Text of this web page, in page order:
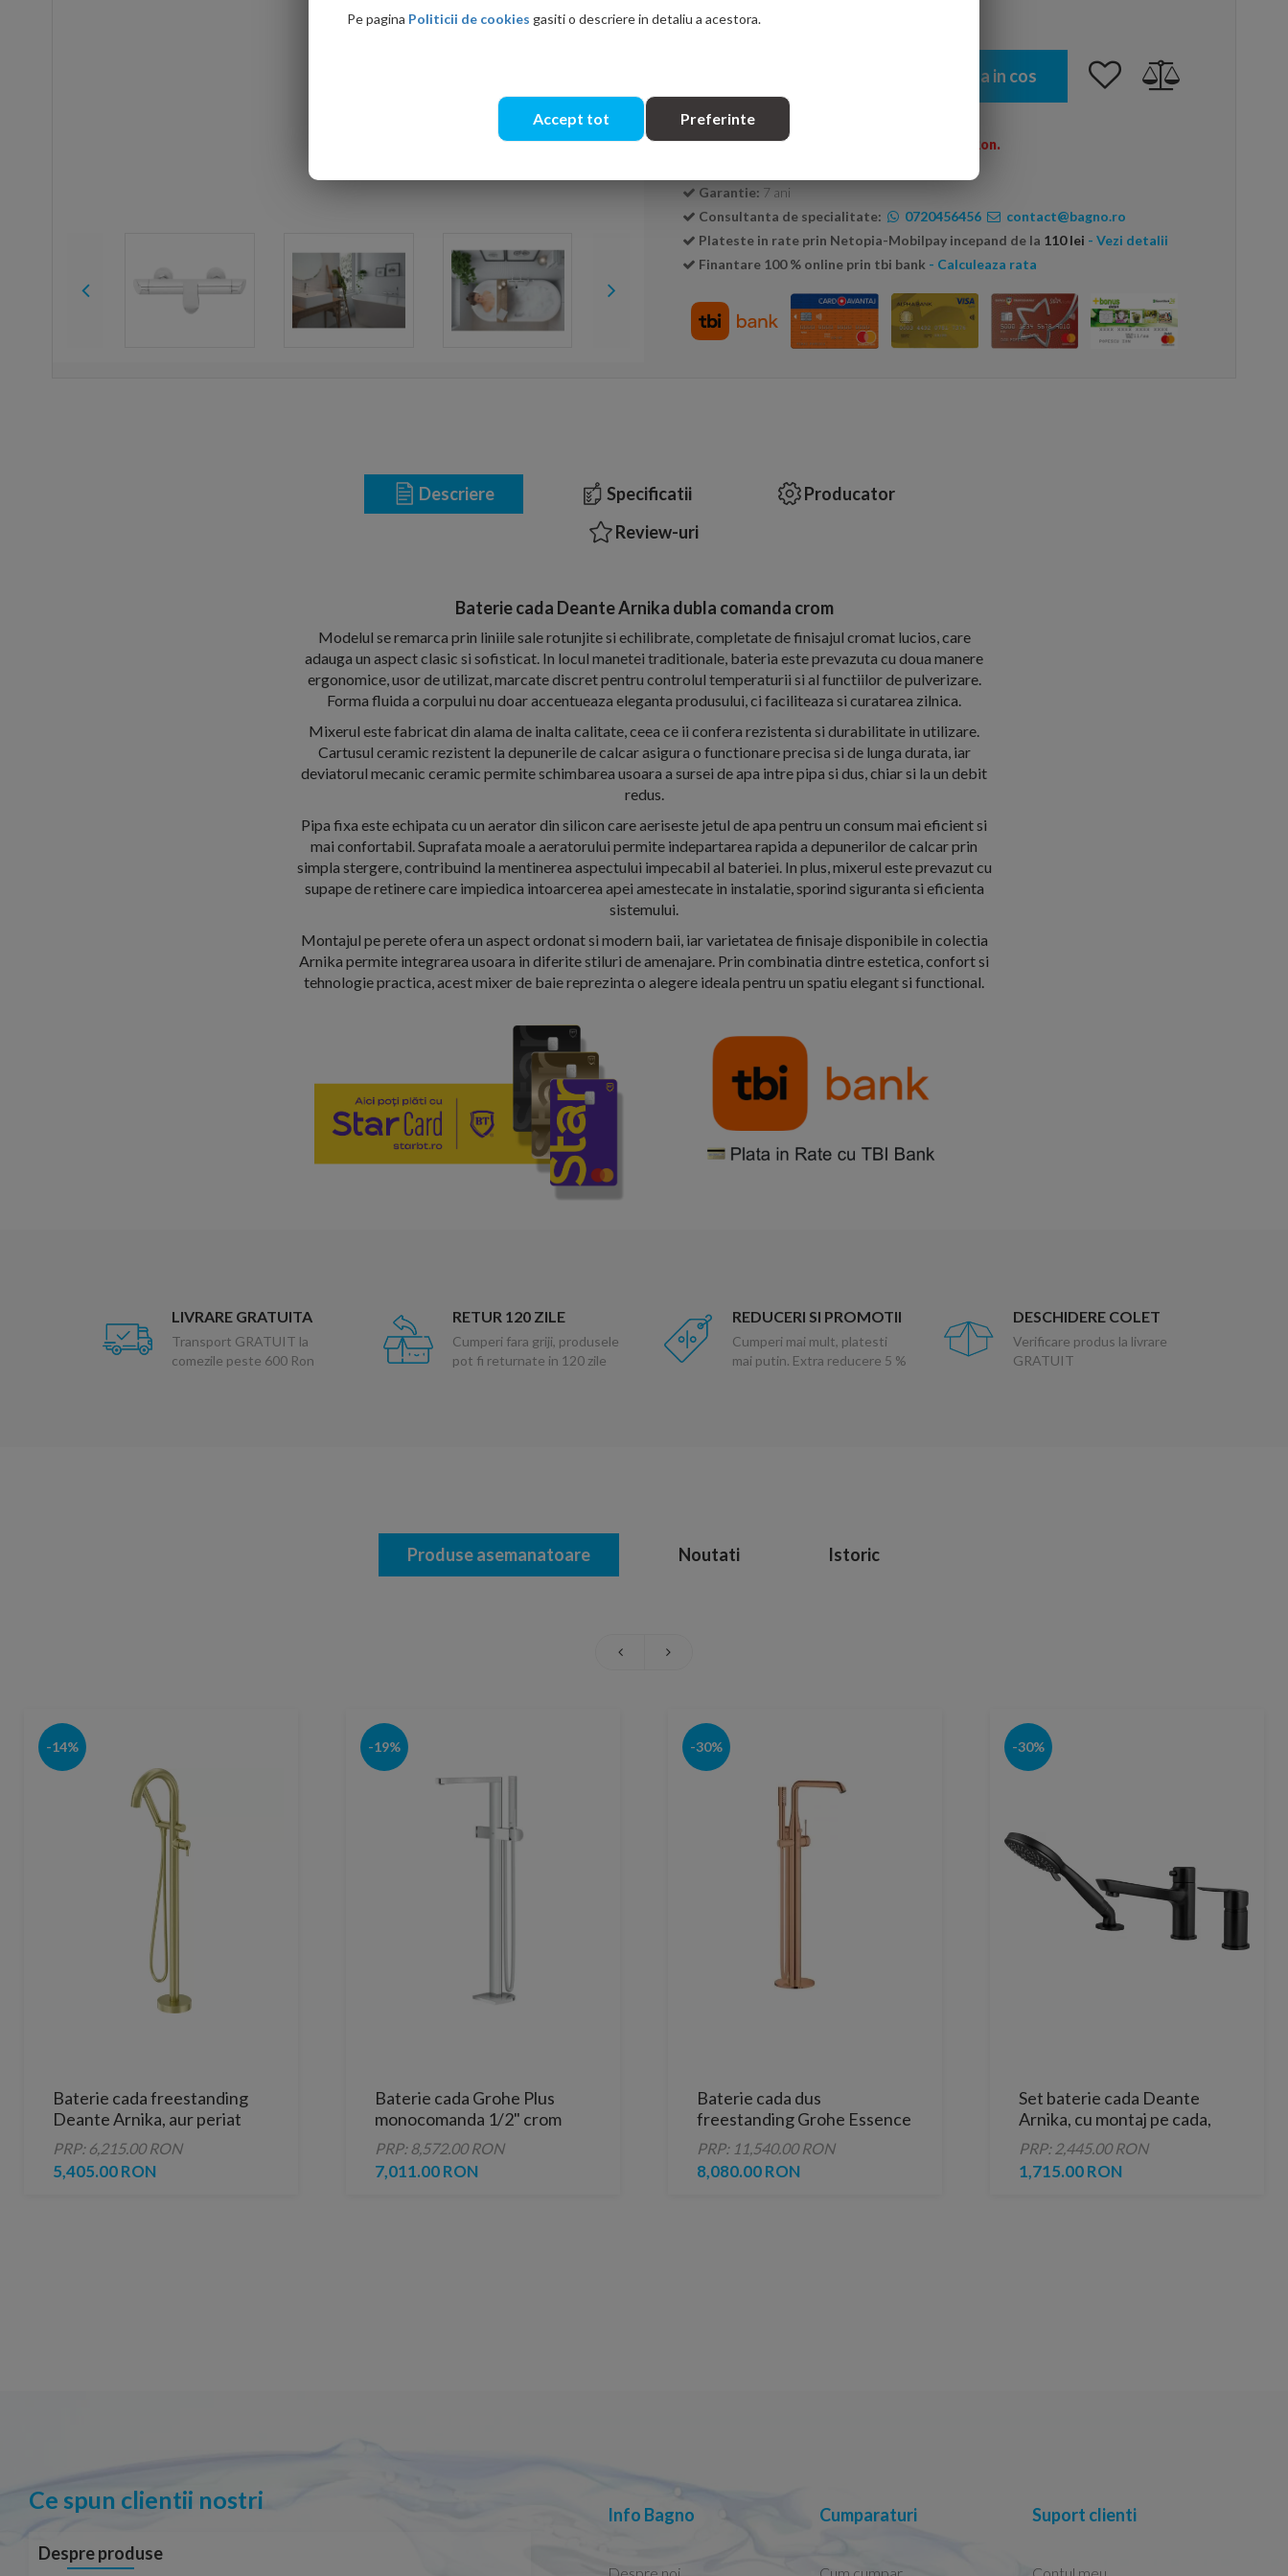
Adauga in cos
Transport GRATUIT la comenzi peste 600 Ron.
Garantie: 7 ani
Consultanta de specialitate:
0720456456
contact@bagno.ro
Plateste in rate prin Netopia-Mobilpay incepand de la 110 lei - Vezi detalii
Finantare 100 % online prin tbi bank - Calculeaza rata
Descriere Specificatii
Producator
Review-uri
Baterie cada Deante Arnika dubla comanda crom
Modelul se remarca prin liniile sale rotunjite si echilibrate, completate de finisajul cromat lucios, care
adauga un aspect clasic si sofisticat. In locul manetei traditionale, bateria este prevazuta cu doua manere
ergonomice, usor de utilizat, marcate discret pentru controlul temperaturii si al functiilor de pulverizare.
Forma fluida a corpului nu doar accentueaza eleganta produsului, ci faciliteaza si curatarea zilnica.
Mixerul este fabricat din alama de inalta calitate, ceea ce ii confera rezistenta si durabilitate in utilizare.
Cartusul ceramic rezistent la depunerile de calcar asigura o functionare precisa si de lunga durata, iar
deviatorul mecanic ceramic permite schimbarea usoara a sursei de apa intre pipa si dus, chiar si la un debit
redus.
Pipa fixa este echipata cu un aerator din silicon care aeriseste jetul de apa pentru un consum mai eficient si
mai confortabil. Suprafata moale a aeratorului permite indepartarea rapida a depunerilor de calcar prin
simpla stergere, contribuind la mentinerea aspectului impecabil al bateriei. In plus, mixerul este prevazut cu
supape de retinere care impiedica intoarcerea apei amestecate in instalatie, sporind siguranta si eficienta
sistemului.
Montajul pe perete ofera un aspect ordonat si modern baii, iar varietatea de finisaje disponibile in colectia
Arnika permite integrarea usoara in diferite stiluri de amenajare. Prin combinatia dintre estetica, confort si
tehnologie practica, acest mixer de baie reprezinta o alegere ideala pentru un spatiu elegant si functional.
LIVRARE GRATUITA
Transport GRATUIT la
comezile peste 600 Ron
RETUR 120 ZILE
Cumperi fara griji, produsele
pot fi returnate in 120 zile
REDUCERI SI PROMOTII
Cumperi mai mult, platesti
mai putin. Extra reducere 5 %
DESCHIDERE COLET
Verificare produs la livrare
GRATUIT
Produse asemanatoare Noutati Istoric
-14%
Baterie cada freestanding
Deante Arnika, aur periat
PRP: 6,215.00 RON
5,405.00 RON
-19%
Baterie cada Grohe Plus
monocomanda 1/2" crom
PRP: 8,572.00 RON
7,011.00 RON
-30%
Baterie cada dus
freestanding Grohe Essence
cupru
PRP: 11,540.00 RON
8,080.00 RON
-30%
Set baterie cada Deante
Arnika, cu montaj pe cada,
negru mat
PRP: 2,445.00 RON
1,715.00 RON
Ce spun clientii nostri
Despre produse
Info Bagno Cumparaturi Suport clienti
Pe pagina Politicii de cookies gasiti o descriere in detaliu a acestora.
Accept tot Preferinte